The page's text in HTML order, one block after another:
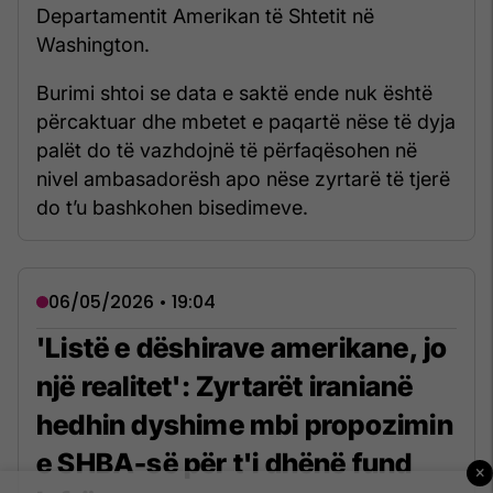
Departamentit Amerikan të Shtetit në
Washington.
Burimi shtoi se data e saktë ende nuk është
përcaktuar dhe mbetet e paqartë nëse të dyja
palët do të vazhdojnë të përfaqësohen në
nivel ambasadorësh apo nëse zyrtarë të tjerë
do t’u bashkohen bisedimeve.
06/05/2026 • 19:04
'Listë e dëshirave amerikane, jo
një realitet': Zyrtarët iranianë
hedhin dyshime mbi propozimin
e SHBA-së për t'i dhënë fund
×